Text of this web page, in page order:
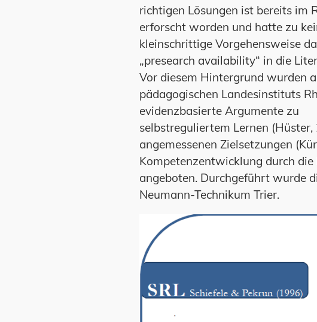
richtigen Lösungen ist bereits im
erforscht worden und hatte zu
kleinschrittige Vorgehensweise
„presearch availability“ in die
Vor diesem Hintergrund wurden
pädagogischen Landesinstituts
evidenzbasierte Argumente zu
selbstreguliertem Lernen
angemessenen Zielsetzungen
Kompetenzentwicklung durch
angeboten. Durchgeführt wurde
Neumann-Technikum Trier.